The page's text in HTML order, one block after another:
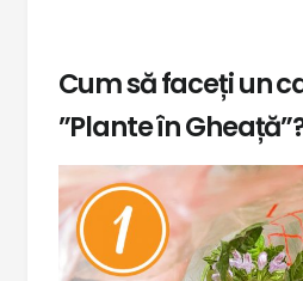
Cum să faceți un
”Plante în